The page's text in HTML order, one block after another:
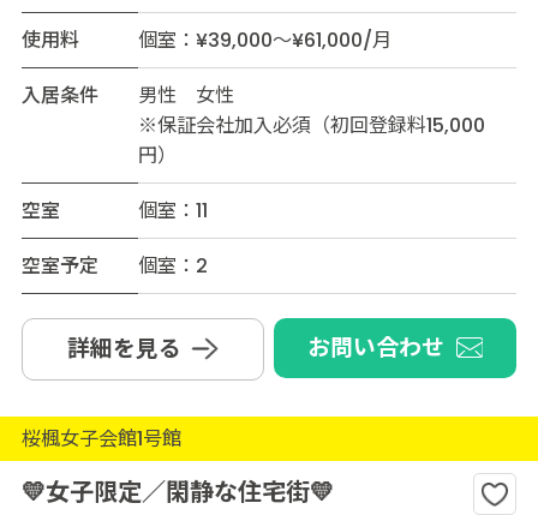
使用料
個室：¥39,000～¥61,000/月
入居条件
男性 女性
※保証会社加入必須（初回登録料15,000
円）
空室
個室：11
空室予定
個室：2
詳細を見る お問い合わせ
桜楓女子会館1号館
💛女子限定／閑静な住宅街💛